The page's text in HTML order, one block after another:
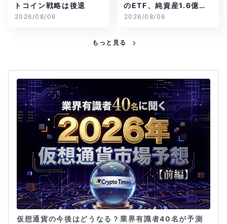
トコイン戦略は後退
2026/08/06
のETF、純資産1.6億ド
ル減
2026/08/06
もっと見る
仮想通貨の今後はどうなる？業界有識者40名が予測